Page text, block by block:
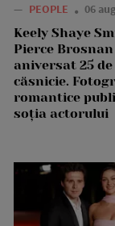
— PEOPLE 06
Keely Shaye
Pierce
aniversat 25
căsnicie.
romantice
soția actorului